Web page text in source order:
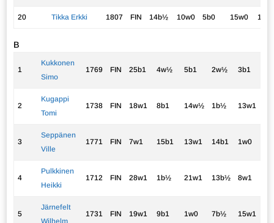
20 Tikka Erkki 1807 FIN 14b½ 10w0 5b0 15w0 19b0
B
1
Kukkonen
Simo
1769 FIN 25b1 4w½ 5b1 2w½ 3b1
2
Kugappi
Tomi
1738 FIN 18w1 8b1 14w½ 1b½ 13w1
3
Seppänen
Ville
1771 FIN 7w1 15b1 13w1 14b1 1w0
4
Pulkkinen
Heikki
1712 FIN 28w1 1b½ 21w1 13b½ 8w1
5
Järnefelt
Wilhelm
1731 FIN 19w1 9b1 1w0 7b½ 15w1